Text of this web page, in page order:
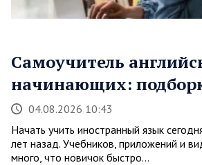
Самоучитель
начинающих:
04.08.2026 10:43
Начать учить иностранный язык
лет назад. Учебников, приложений и
много, что новичок быстро…